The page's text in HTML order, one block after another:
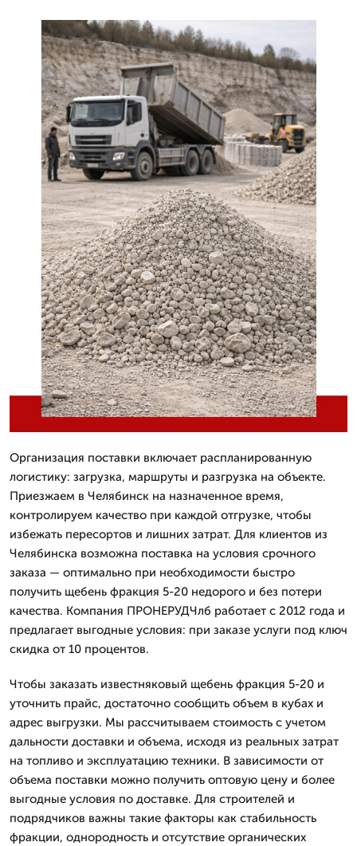
Организация поставки включает распланированную
логистику: загрузка, маршруты и разгрузка на объекте.
Приезжаем в Челябинск на назначенное время,
контролируем качество при каждой отгрузке, чтобы
избежать пересортов и лишних затрат. Для клиентов из
Челябинска возможна поставка на условия срочного
заказа — оптимально при необходимости быстро
получить щебень фракция 5-20 недорого и без потери
качества. Компания ПРОНЕРУДЧлб работает с 2012 года и
предлагает выгодные условия: при заказе услуги под ключ
скидка от 10 процентов.
Чтобы заказать известняковый щебень фракция 5-20 и
уточнить прайс, достаточно сообщить объем в кубах и
адрес выгрузки. Мы рассчитываем стоимость с учетом
дальности доставки и объема, исходя из реальных затрат
на топливо и эксплуатацию техники. В зависимости от
объема поставки можно получить оптовую цену и более
выгодные условия по доставке. Для строителей и
подрядчиков важны такие факторы как стабильность
фракции, однородность и отсутствие органических